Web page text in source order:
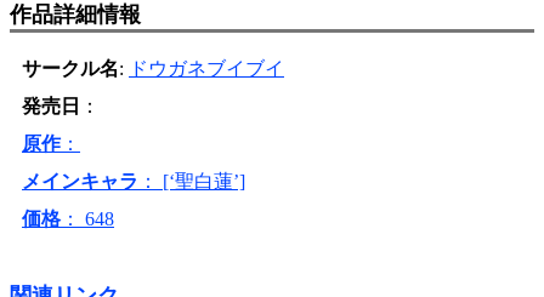
作品詳細情報
サークル名: ドウガネブイブイ
発売日
：
原作：
メインキャラ ： [‘聖白蓮’]
価格： 648